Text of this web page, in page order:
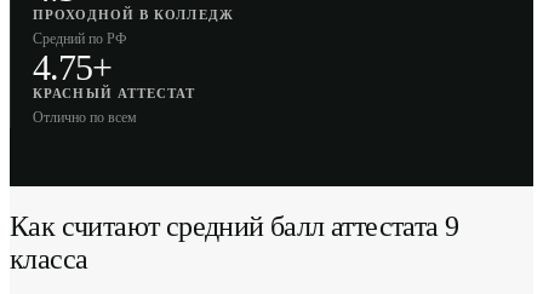
ПРОХОДНОЙ В КОЛЛЕДЖ
Средний по РФ
4.75+
КРАСНЫЙ АТТЕСТАТ
Отлично по всем
Как считают средний балл аттестата 9
класса